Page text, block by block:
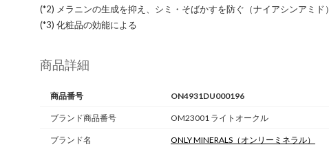
(*2) メラニンの生成を抑え、シミ・そばかすを防ぐ（ナイアシンアミド）
(*3) 化粧品の効能による
商品詳細
商品番号 ON4931DU000196
ブランド商品番号 OM23001 ライトオークル
ブランド名 ONLY MINERALS （オンリーミネラル）